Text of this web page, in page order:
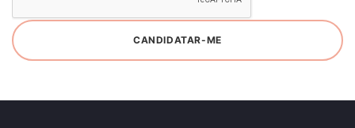
CANDIDATAR-ME